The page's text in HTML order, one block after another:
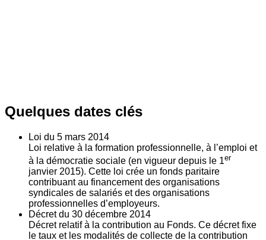
Quelques dates clés
Loi du 5 mars 2014
Loi relative à la formation professionnelle, à l’emploi et
à la démocratie sociale (en vigueur depuis le 1er
janvier 2015). Cette loi crée un fonds paritaire
contribuant au financement des organisations
syndicales de salariés et des organisations
professionnelles d’employeurs.
Décret du 30 décembre 2014
Décret relatif à la contribution au Fonds. Ce décret fixe
le taux et les modalités de collecte de la contribution